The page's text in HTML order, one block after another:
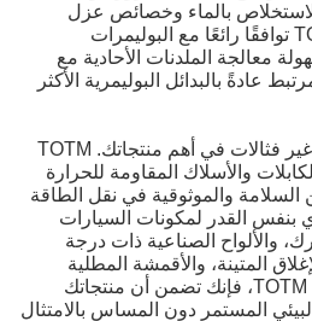
بالماء وخصائص عزل
كهربائي ممتازة. يظهر TOTM توافقًا رائعًا مع البوليمرات
معالجة الملدنات الأحادية مع
عادةً بالبدائل البوليمرية الأكثر
استفد من أمان مادة ملدنة غير فثالات في أهم منتجاتك. TOTM
والأسلاك المقاومة للحرارة
السلامة والموثوقية في نقل الطاقة
بنفس القدر لمكونات السيارات
والألواح الصناعية ذات درجة
المتينة، والأقمشة المطلية
المتخصصة. من خلال تحديد TOTM، فإنك تضمن أن منتجاتك
المستمر دون المساس بالامتثال